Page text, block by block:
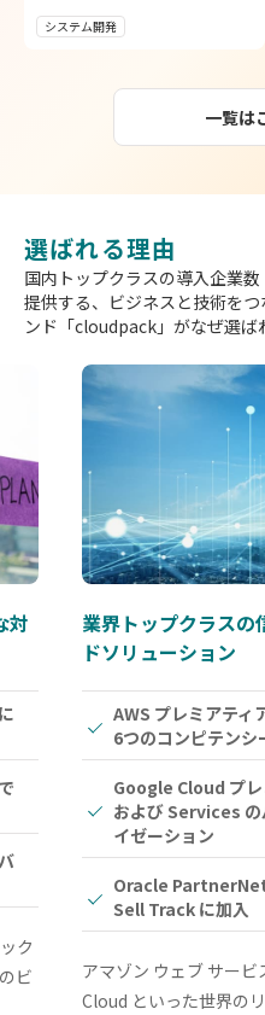
システム開発
一覧は
選ばれる理由
国内トップクラスの導入企業
提供する、 ビジネスと技術を
ンド「cloudpack」がなぜ選ば
対
ク
ビ
業界トップクラスの
ドソリューション
AWS プレミアティ
6つのコンピテンシ
Google Cloud プ
および Services の
イゼーション
Oracle
Sell Track に加入
アマゾン ウェブ サー
Cloud といった世界の